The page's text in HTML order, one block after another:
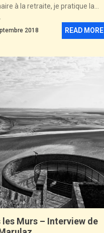
à la retraite, je pratique la
2018 READ MORE
Murs – Interview de